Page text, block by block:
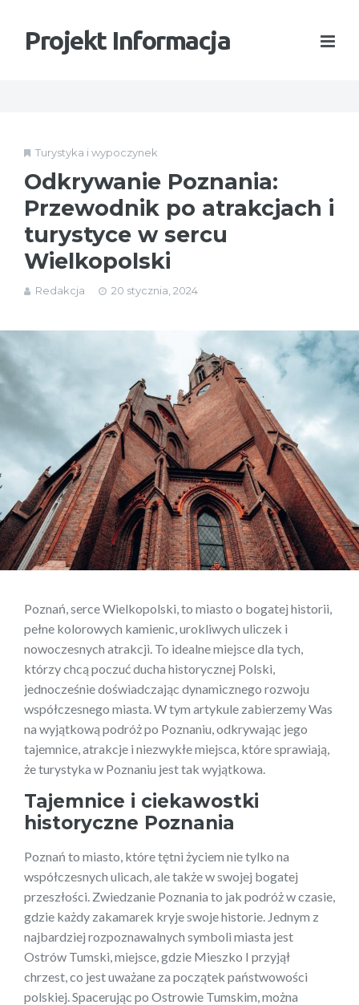
Projekt Informacja
Turystyka i wypoczynek
Odkrywanie Poznania:
Przewodnik po atrakcjach i
turystyce w sercu
Wielkopolski
Redakcja 20 stycznia, 2024
Poznań, serce Wielkopolski, to miasto o bogatej historii,
pełne kolorowych kamienic, urokliwych uliczek i
nowoczesnych atrakcji. To idealne miejsce dla tych,
którzy chcą poczuć ducha historycznej Polski,
jednocześnie doświadczając dynamicznego rozwoju
współczesnego miasta. W tym artykule zabierzemy Was
na wyjątkową podróż po Poznaniu, odkrywając jego
tajemnice, atrakcje i niezwykłe miejsca, które sprawiają,
że turystyka w Poznaniu jest tak wyjątkowa.
Tajemnice i ciekawostki
historyczne Poznania
Poznań to miasto, które tętni życiem nie tylko na
współczesnych ulicach, ale także w swojej bogatej
przeszłości. Zwiedzanie Poznania to jak podróż w czasie,
gdzie każdy zakamarek kryje swoje historie. Jednym z
najbardziej rozpoznawalnych symboli miasta jest
Ostrów Tumski, miejsce, gdzie Mieszko I przyjął
chrzest, co jest uważane za początek państwowości
polskiej. Spacerując po Ostrowie Tumskim, można